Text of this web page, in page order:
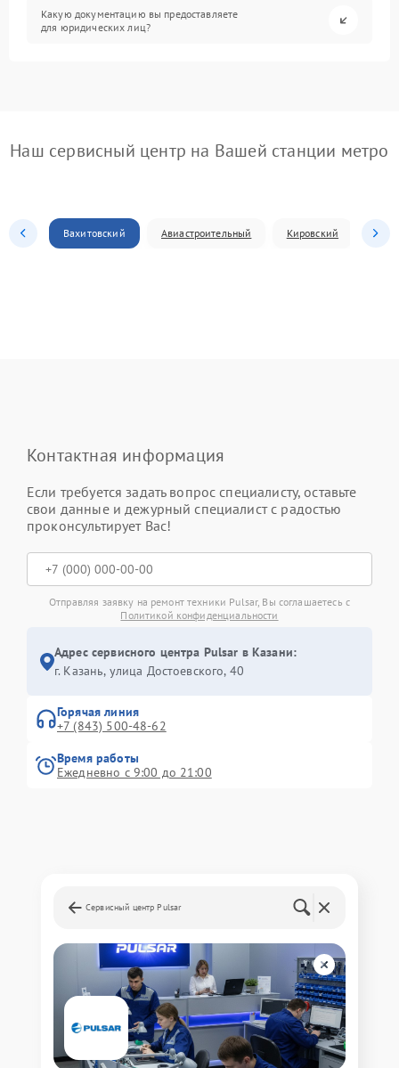
Какую документацию вы предоставляете
для юридических лиц?
Наш сервисный центр на Вашей станции метро
Вахитовский Авиастроительный Кировский
Контактная информация
Если требуется задать вопрос специалисту, оставьте
свои данные и дежурный специалист с радостью
проконсультирует Вас!
Отправляя заявку на ремонт техники Pulsar, Вы соглашаетесь с
Политикой конфиденциальности
Адрес сервисного центра Pulsar в Казани:
г. Казань, улица Достоевского, 40
Горячая линия
+7 (843) 500-48-62
Время работы
Ежедневно с 9:00 до 21:00
Сервисный центр Pulsar